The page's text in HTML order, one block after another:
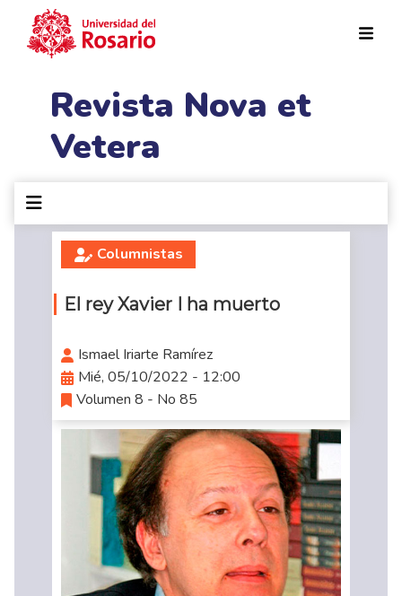
Revista Nova et
Vetera
Columnistas
El rey Xavier I ha muerto
Ismael Iriarte Ramírez
Mié, 05/10/2022 - 12:00
Volumen 8 - No 85